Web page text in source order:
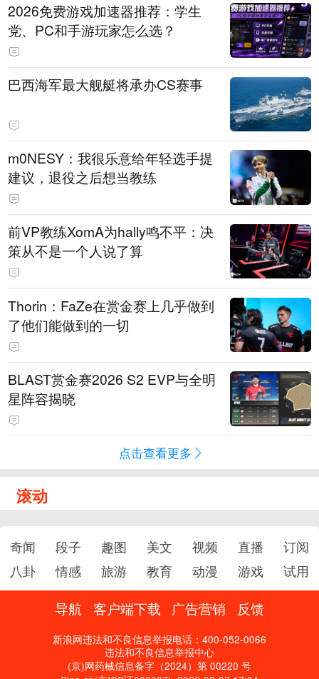
2026免费游戏加速器推荐：学生
党、PC和手游玩家怎么选？
巴西海军最大舰艇将承办CS赛事
m0NESY：我很乐意给年轻选手提
建议，退役之后想当教练
前VP教练XomA为hally鸣不平：决
策从不是一个人说了算
Thorin：FaZe在赏金赛上几乎做到
了他们能做到的一切
BLAST赏金赛2026 S2 EVP与全明
星阵容揭晓
点击查看更多
滚动
奇闻 段子 趣图 美文 视频 直播
订阅
八卦
情感 旅游 教育 动漫 游戏 试用
导航 客户端下载 广告营销 反馈
新浪网违法和不良信息举报电话：400-052-0066
违法和不良信息举报中心
(京)网药械信息备字（2024）第 00220 号